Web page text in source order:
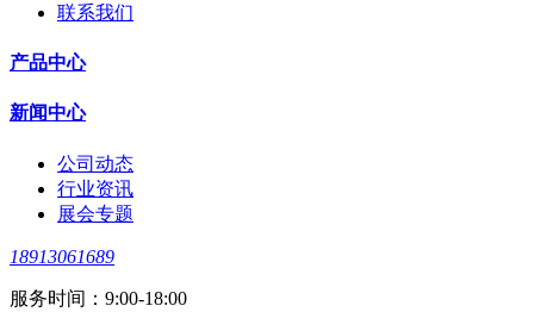
联系我们
产品中心
新闻中心
公司动态
行业资讯
展会专题
18913061689
服务时间：9:00-18:00